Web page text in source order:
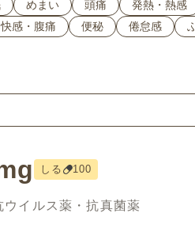
めまい 頭痛 発熱・熱感
感・腹痛 便秘 倦怠感
しる 100
ウイルス薬・抗真菌薬